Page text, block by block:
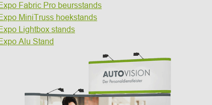
Fabric Pro beursstands
MiniTruss hoekstands
Lightbox stands
Alu Stand